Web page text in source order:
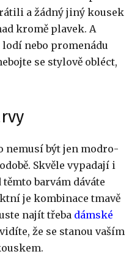
a žádný jiný kousek
kromě plavek. A
nebo promenádu
se stylově obléct,
nemusí být jen modro-
Skvěle vypadají i
barvám dáváte
je kombinace tmavě
najít třeba dámské
že se stanou vaším